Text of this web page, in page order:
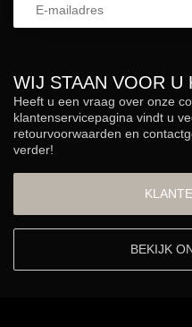
WIJ STAAN VOOR U
Heeft u een vraag over onze
klantenservicepagina vindt u
retourvoorwaarden en
verder!
BEKIJK